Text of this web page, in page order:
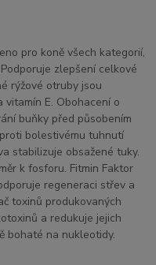
pro koně všech kategorií,
zlepšení celkové
rýžové otruby jsou
E. Obohacení o
buňky před působením
bolestivému tuhnutí
stabilizuje obsažené tuky.
k fosforu. Fitmin Faktor
regeneraci střev a
toxinů produkovaných
a redukuje jejich
bohaté na nukleotidy.